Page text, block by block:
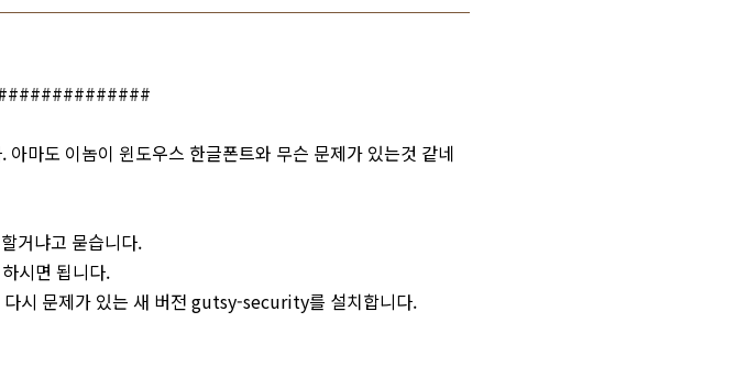
마도 이놈이 윈도우스 한글폰트와 무슨 문제가 있는것 같네
거냐고 묻습니다.
시면 됩니다.
시 문제가 있는 새 버전 gutsy-security를 설치합니다.